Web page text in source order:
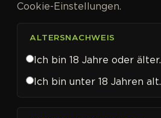
Cookie-Einstellungen.
ALTERSNACHWEIS
Ich bin 18 Jahre oder älter.
Ich bin unter 18 Jahren alt.